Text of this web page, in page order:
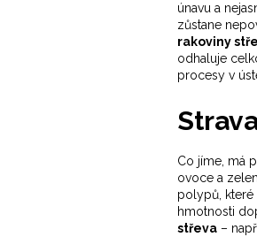
únavu a
zůstane
rakoviny
odhaluje
procesy v
Co jíme, má
ovoce a
polypů, které
hmotnosti
střeva–